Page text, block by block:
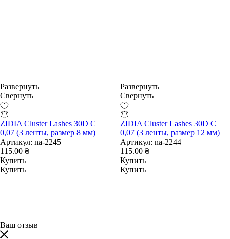
Развернуть
Свернуть
ZIDIA Cluster Lashes 30D C
0,07 (3 ленты, размер 8 мм)
Артикул: na-2245
115.00 ₴
Купить
Купить
Развернуть
Свернуть
ZIDIA Cluster Lashes 30D C
0,07 (3 ленты, размер 12 мм)
Артикул: na-2244
115.00 ₴
Купить
Купить
Ваш отзыв